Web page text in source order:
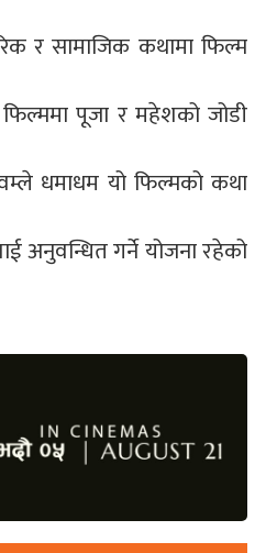
र सामाजिक कथामा फिल्म
पूजा र महेशको जोडी
धमाधम यो फिल्मको कथा
अनुवन्धित गर्ने योजना रहेको